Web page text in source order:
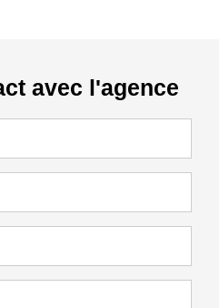
avec l'agence